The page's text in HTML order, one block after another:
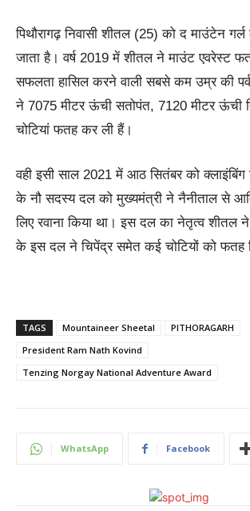
पिथौरागढ़ निवासी शीतल (25) को द माउंटेन
जाता है। वर्ष 2019 में शीतल ने माउंट एवरेस्ट
सफलता हासिल करने वाली सबसे कम उम्र की
ने 7075 मीटर ऊंची सतोपंत, 7120 मीटर
चोटियां फतह कर ली हैं।
वही इसी साल 2021 में आठ सितंबर को क्लाइंबिंग
के नौ सदस्य दल को मुख्यमंत्री ने नैनीताल से
लिए रवाना किया था। इस दल का नेतृत्व शीतल
के इस दल ने चिपेंद्र समेत कई चोटियों को फतह
TAGS Mountaineer Sheetal
PITHORAGARH
President Ram Nath Kovind
Tenzing Norgay National Adventure Award
WhatsApp Facebook